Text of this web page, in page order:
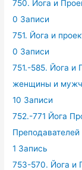
750. Йога и
0 Записи
751. Йога и
0 Записи
751.-585. Йога и
женщины и
10 Записи
752.-771 Йога
1 Запись
753-570. Йога и